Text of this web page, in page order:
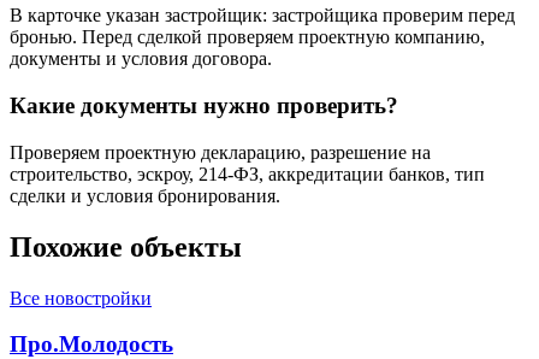
В карточке указан застройщик: застройщика проверим перед
бронью. Перед сделкой проверяем проектную компанию,
документы и условия договора.
Какие документы нужно проверить?
Проверяем проектную декларацию, разрешение на
строительство, эскроу, 214-ФЗ, аккредитации банков, тип
сделки и условия бронирования.
Похожие объекты
Все новостройки
Про.Молодость